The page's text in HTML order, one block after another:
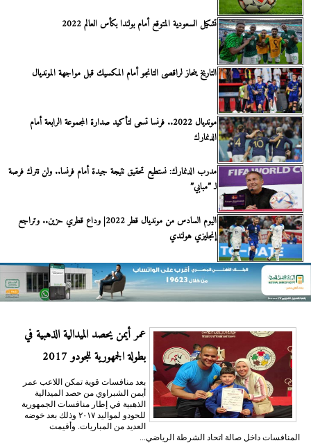
تشكيل السعودية المتوقع أمام بولندا بكأس العالم 2022
التاريخ ينحاز لراقصى التانجو أمام المكسيك قبل مواجهة المونديال
مونديال 2022.. فرنسا تسعى لتأكيد صدارة المجموعة الرابعة أمام
الدنمارك
مدرب الدنمارك: نستطيع تحقيق نتيجة جيدة أمام فرنسا.. ولن نترك فرصة
لـ ”مبابي”
اليوم السادس من مونديال قطر 2022| وداع قطري حزين.. وتراجع
إنجليزي هولندي
عمر أيمن يحصد الميدالية الذهبية في
بطولة الجمهورية للجودو 2017
بعد منافسات قوية تمكن اللاعب عمر
أيمن الشبراوي من حصد الميدالية
الذهبية في إطار منافسات الجمهورية
للحودو لمواليد ٢٠١٧ وذلك بعد خوضه
العديد من المباريات. وأقيمت
المنافسات داخل صالة اتحاد الشرطة الرياضي...